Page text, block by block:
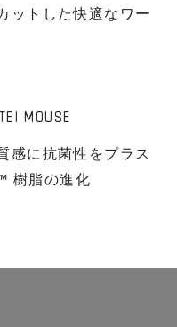
ットした快適なワー
MOUSE
感に抗菌性をプラス
樹脂の進化